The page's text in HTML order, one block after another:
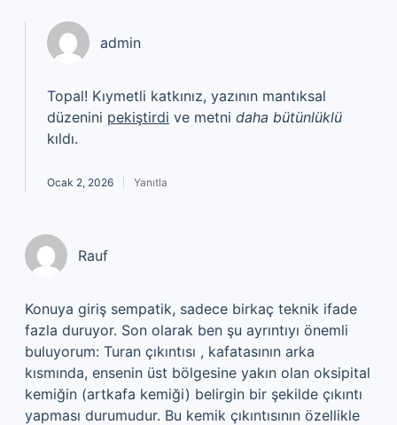
admin
Topal! Kıymetli katkınız, yazının mantıksal
düzenini pekiştirdi ve metni daha bütünlüklü
kıldı.
Ocak 2, 2026 Yanıtla
Rauf
Konuya giriş sempatik, sadece birkaç teknik ifade
fazla duruyor. Son olarak ben şu ayrıntıyı önemli
buluyorum: Turan çıkıntısı , kafatasının arka
kısmında, ensenin üst bölgesine yakın olan oksipital
kemiğin (artkafa kemiği) belirgin bir şekilde çıkıntı
yapması durumudur. Bu kemik çıkıntısının özellikle